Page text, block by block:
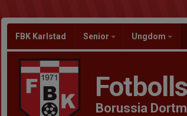
FBK Karlstad Senior Ungdom
Borussia